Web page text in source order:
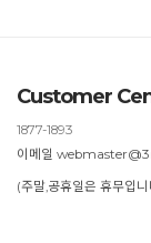
Customer
1877-1893
이메일
(주말,공휴일은 휴무입